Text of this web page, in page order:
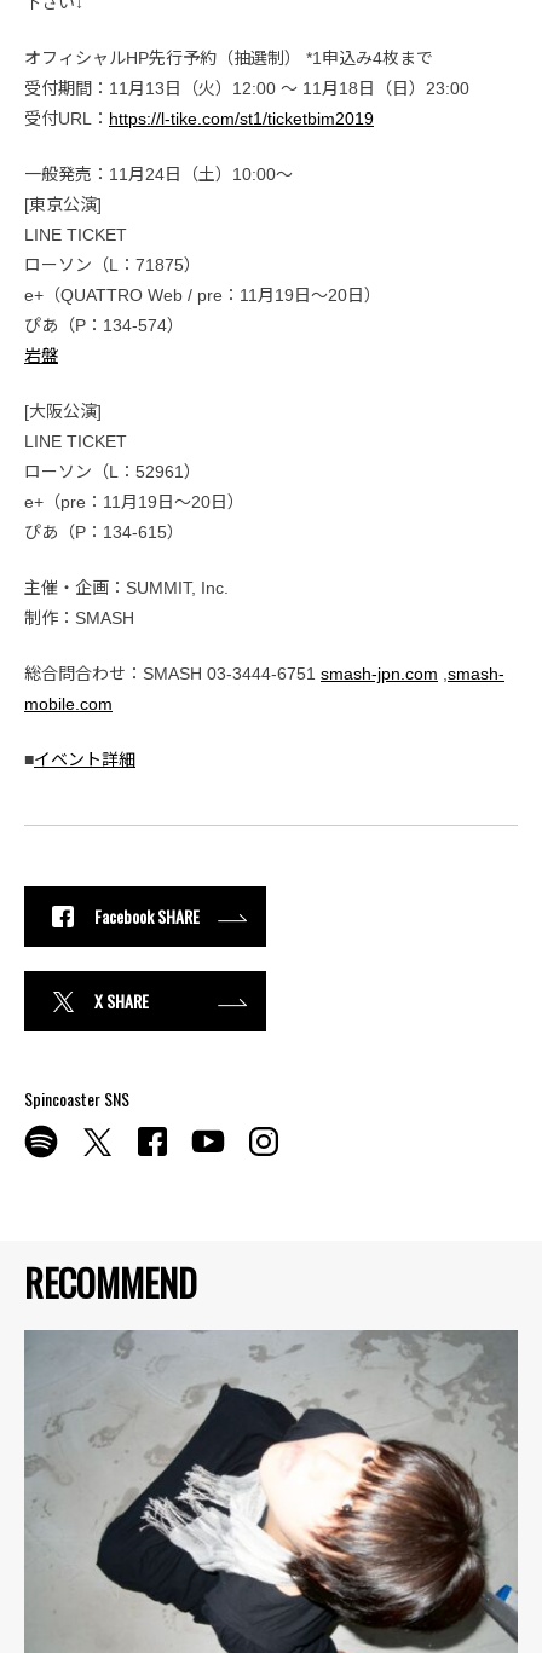
RECOMMEND
オフィシャルHP先行予約（抽選制） *1申込み4枚まで
受付期間：11月13日（火）12:00 〜 11月18日（日）23:00
受付URL： https://l-tike.com/st1/ticketbim2019
一般発売：11月24日（土）10:00〜
[東京公演]
LINE TICKET
ローソン（L：71875）
e+（QUATTRO Web / pre：11月19日〜20日）
ぴあ（P：134-574）
岩盤
[大阪公演]
LINE TICKET
ローソン（L：52961）
e+（pre：11月19日〜20日）
ぴあ（P：134-615）
主催・企画：SUMMIT, Inc.
制作：SMASH
総合問合わせ：SMASH 03-3444-6751 smash-jpn.com smash-
mobile.com
■イベント詳細
Facebook SHARE
X SHARE
Spincoaster SNS